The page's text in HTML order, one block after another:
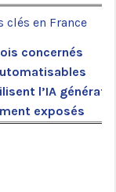
clés en France
concernés
l’IA
exposés